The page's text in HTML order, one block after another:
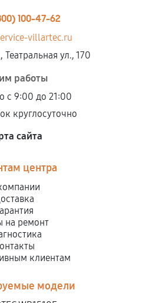
100-47-62
villartec.ru
ул., 170
работы
с 9:00 до 21:00
круглосуточно
сайта
центра
на ремонт
клиентам
модели